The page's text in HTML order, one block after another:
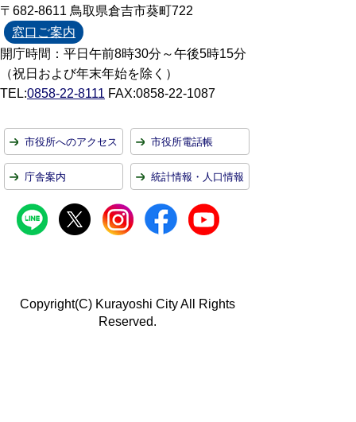
〒682-8611 鳥取県倉吉市葵町722
窓口ご案内
開庁時間：平日午前8時30分～午後5時15分
（祝日および年末年始を除く）
TEL:0858-22-8111 FAX:0858-22-1087
市役所へのアクセス 市役所電話帳
庁舎案内 統計情報・人口情報
Copyright(C) Kurayoshi City All Rights
Reserved.